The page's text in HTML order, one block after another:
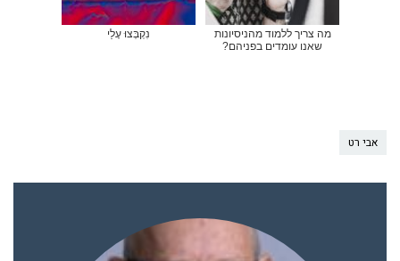
מה צריך ללמוד מהניסיונות
שאנו עומדים בפניהם?
נִקְבְּצוּ עָלַי
אבי רט